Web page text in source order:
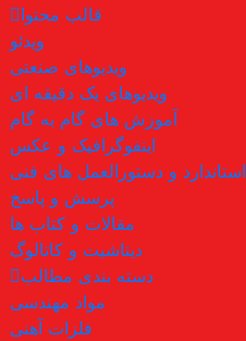
قالب محتوا
ویدئو
ویدیوهای صنعتی
ویدیوهای یک دقیقه ای
آموزش های گام به گام
اینفوگرافیک و عکس
استاندارد و دستورالعمل های فنی
پرسش و پاسخ
مقالات و کتاب ها
دیتاشیت و کاتالوگ
دسته بندی مطالب
مواد مهندسی
فلزات آهنی